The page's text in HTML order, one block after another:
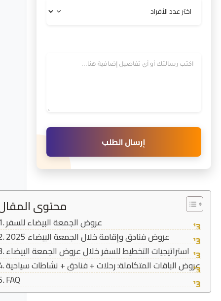
إرسال الطلب
محتوى
عروض الجمعة البيضاء للسفر
عروض فنادق وإقامة خلال الجمعة البيضاء 2025
استراتيجيات التخطيط للسفر خلال عروض الجمعة البيضاء
عروض الباقات المتكاملة: رحلات + فنادق + نشاطات سياحية
FAQ